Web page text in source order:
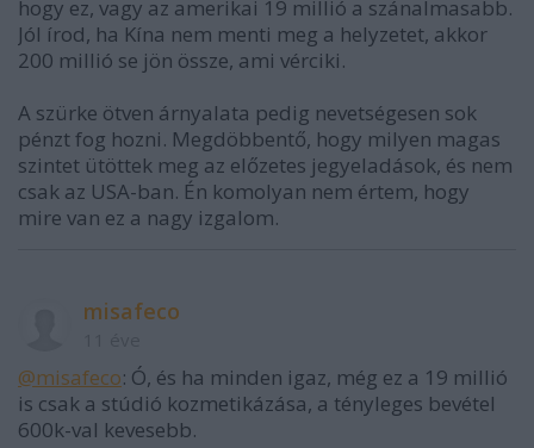
hogy ez, vagy az amerikai 19 millió a szánalmasabb.
Jól írod, ha Kína nem menti meg a helyzetet, akkor
200 millió se jön össze, ami vérciki.
A szürke ötven árnyalata pedig nevetségesen sok
pénzt fog hozni. Megdöbbentő, hogy milyen magas
szintet ütöttek meg az előzetes jegyeladások, és nem
csak az USA-ban. Én komolyan nem értem, hogy
mire van ez a nagy izgalom.
misafeco
@misafeco: Ó, és ha minden igaz, még ez a 19 millió
is csak a stúdió kozmetikázása, a tényleges bevétel
600k-val kevesebb.